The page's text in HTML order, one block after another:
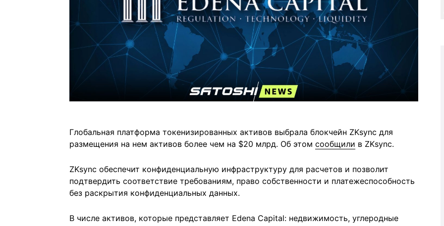
Глобальная платформа токенизированных активов выбрала блокчейн ZKsync для
размещения на нем активов более чем на $20 млрд. Об этом сообщили в ZKsync.
ZKsync обеспечит конфиденциальную инфраструктуру для расчетов и позволит
подтвердить соответствие требованиям, право собственности и платежеспособность
без раскрытия конфиденциальных данных.
В числе активов, которые представляет Edena Capital: недвижимость, углеродные